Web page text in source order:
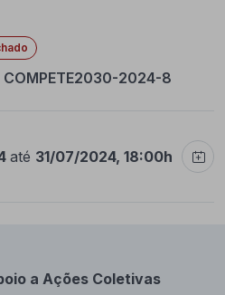
COMPETE2030-2024-8
até 31/07/2024, 18:00h
a Ações Coletivas